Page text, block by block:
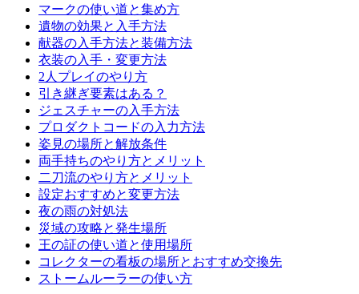
マークの使い道と集め方
遺物の効果と入手方法
献器の入手方法と装備方法
衣装の入手・変更方法
2人プレイのやり方
引き継ぎ要素はある？
ジェスチャーの入手方法
プロダクトコードの入力方法
姿見の場所と解放条件
両手持ちのやり方とメリット
二刀流のやり方とメリット
設定おすすめと変更方法
夜の雨の対処法
災域の攻略と発生場所
王の証の使い道と使用場所
コレクターの看板の場所とおすすめ交換先
ストームルーラーの使い方